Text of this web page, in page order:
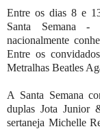
Entre os dias 8 e
Santa Semana -
nacionalmente
Entre os
Metralhas Beatles
A Santa Semana
duplas Jota Junior
sertaneja Michelle